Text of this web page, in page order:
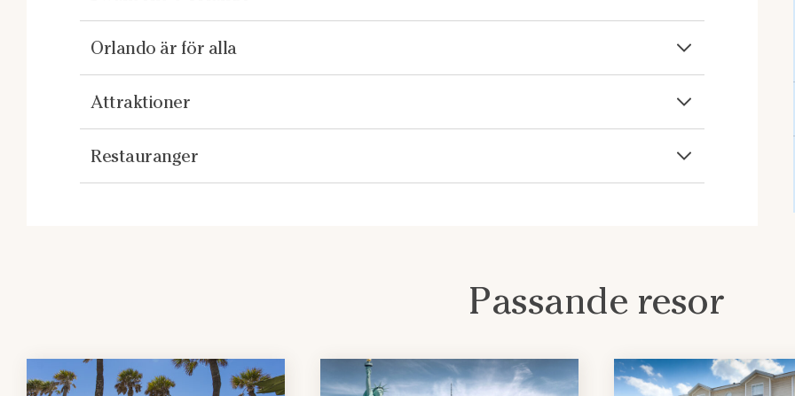
Orlando är för alla
Attraktioner
Restauranger
Passande resor